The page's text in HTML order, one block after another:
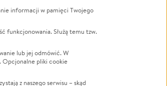
LGBTQ+
Powódź
Wichura
informacji w pamięci Twojego
funkcjonowania. Służą temu tzw.
lub jej odmówić. W
Opcjonalne pliki cookie
z naszego serwisu – skąd